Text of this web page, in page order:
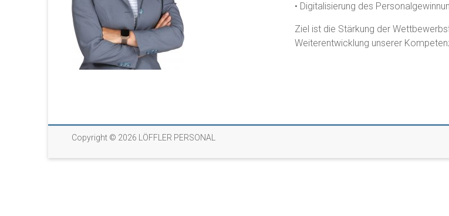
• Digitalisierung des
Ziel ist die Stärkung der
Weiterentwicklung unserer
Copyright © 2026 LÖFFLER PERSONAL